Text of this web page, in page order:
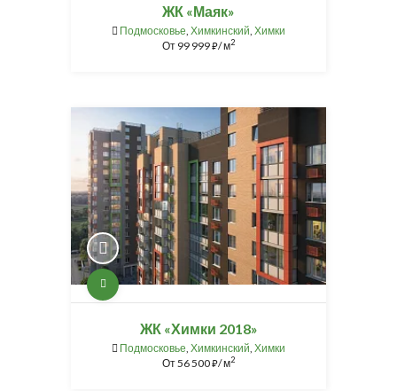
ЖК «Маяк»
Подмосковье Химкинский Химки
От 99 999⃏/ м2
ЖК «Химки 2018»
Подмосковье Химкинский Химки
От56 500⃏/ м2